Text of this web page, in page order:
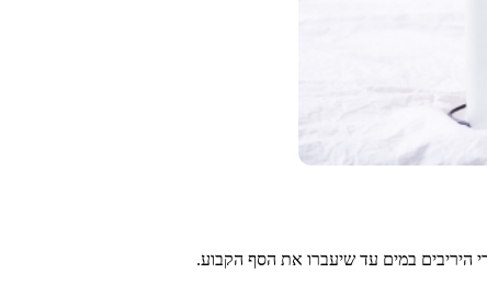
היריבים במים עד שיעברו את הסף הקבוע.